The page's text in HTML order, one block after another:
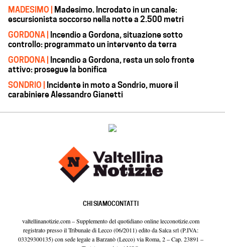
MADESIMO |
Madesimo. Incrodato in un canale:
escursionista soccorso nella notte a 2.500 metri
GORDONA |
Incendio a Gordona, situazione sotto
controllo: programmato un intervento da terra
GORDONA |
Incendio a Gordona, resta un solo fronte
attivo: prosegue la bonifica
SONDRIO |
Incidente in moto a Sondrio, muore il
carabiniere Alessandro Gianetti
CHI SIAMOCONTATTI
valtellinanotizie.com – Supplemento del quotidiano online lecconotizie.com
registrato presso il Tribunale di Lecco (06/2011) edito da Salca srl (P.IVA:
03329300135) con sede legale a Barzanò (Lecco) via Roma, 2 – Cap. 23891 –